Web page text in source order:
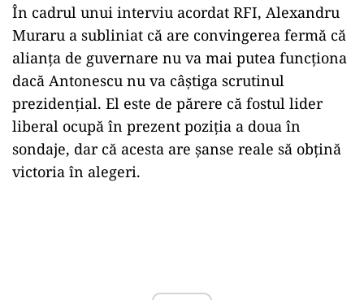
În cadrul unui interviu acordat RFI, Alexandru
Muraru a subliniat că are convingerea fermă că
alianța de guvernare nu va mai putea funcționa
dacă Antonescu nu va câștiga scrutinul
prezidențial. El este de părere că fostul lider
liberal ocupă în prezent poziția a doua în
sondaje, dar că acesta are șanse reale să obțină
victoria în alegeri.